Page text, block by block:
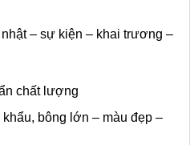
– sự kiện – khai trương –
chất lượng
bông lớn – màu đẹp –